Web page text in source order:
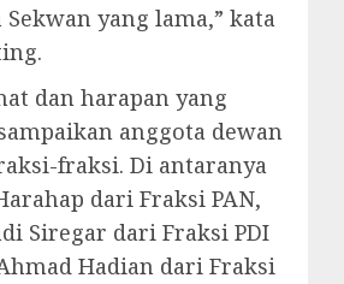
Sekwan yang lama,” kata
dan harapan yang
anggota dewan
fraksi. Di antaranya
dari Fraksi PAN,
Siregar dari Fraksi PDI
Hadian dari Fraksi